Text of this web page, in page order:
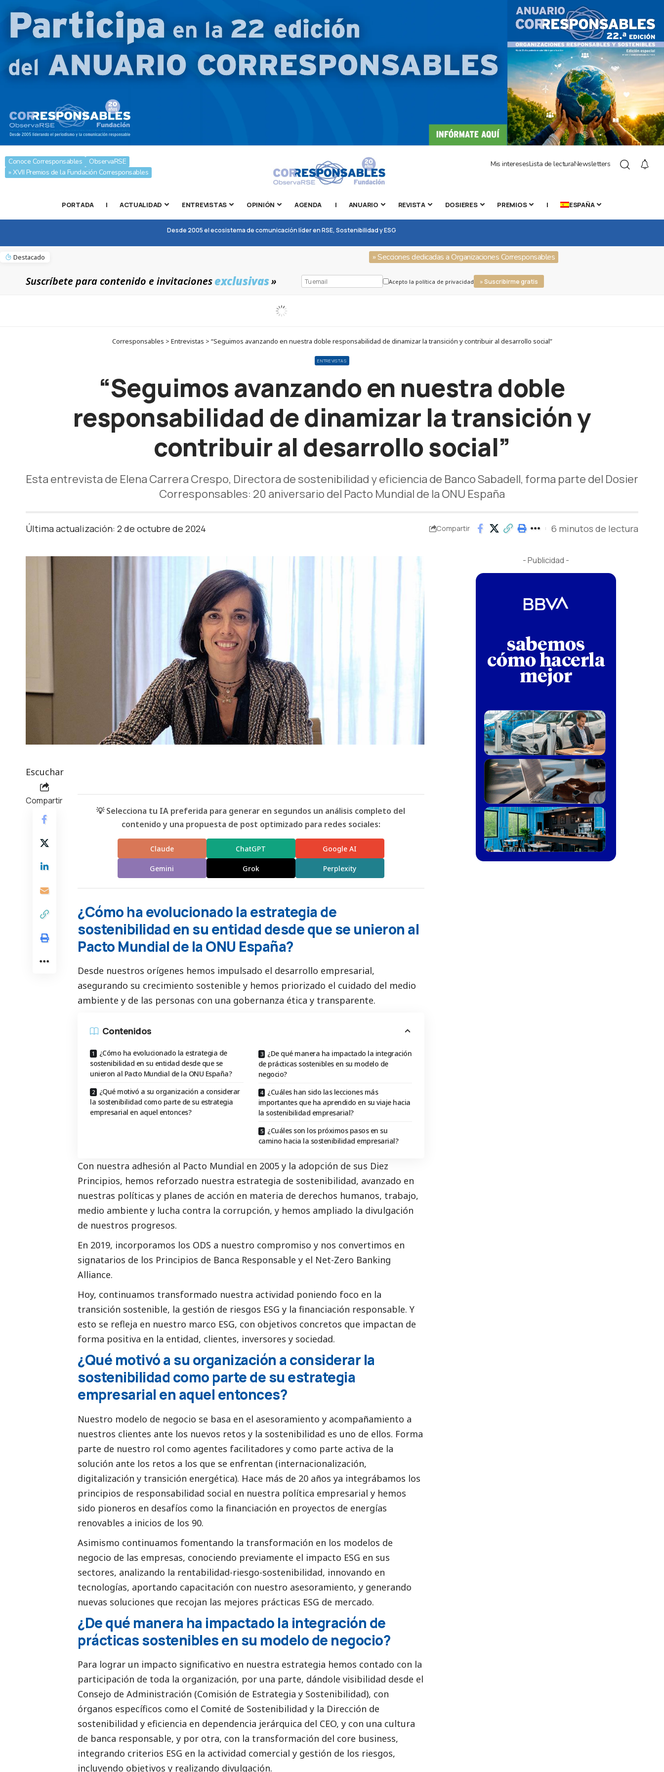
Conoce Corresponsables
ObservaRSE
» XVII Premios de la Fundación Corresponsables
Mis interesesLista de lecturaNewsletters
PORTADA | ACTUALIDAD ENTREVISTAS OPINIÓN AGENDA | ANUARIO REVISTA DOSIERES PREMIOS | ESPAÑA
Desde 2005 el ecosistema de comunicación líder en RSE, Sostenibilidad y ESG
Destacado » Secciones dedicadas a Organizaciones Corresponsables
Suscríbete para contenido e invitacionesexclusivas» Acepto la política de privacidad » Suscribirme gratis
Corresponsables > Entrevistas > “Seguimos avanzando en nuestra doble responsabilidad de dinamizar la transición y contribuir al desarrollo social”
ENTREVISTAS
“Seguimos avanzando en nuestra doble
responsabilidad de dinamizar la transición y
contribuir al desarrollo social”
Esta entrevista de Elena Carrera Crespo, Directora de sostenibilidad y eficiencia de Banco Sabadell, forma parte del Dosier
Corresponsables: 20 aniversario del Pacto Mundial de la ONU España
Última actualización: 2 de octubre de 2024 Compartir 6 minutos de lectura
Escuchar
Compartir
💡 Selecciona tu IA preferida para generar en segundos un análisis completo del
contenido y una propuesta de post optimizado para redes sociales:
Claude ChatGPT Google AI
Gemini Grok Perplexity
¿Cómo ha evolucionado la estrategia de
sostenibilidad en su entidad desde que se unieron al
Pacto Mundial de la ONU España?
Desde nuestros orígenes hemos impulsado el desarrollo empresarial,
asegurando su crecimiento sostenible y hemos priorizado el cuidado del medio
ambiente y de las personas con una gobernanza ética y transparente.
Contenidos
¿Cómo ha evolucionado la estrategia de
sostenibilidad en su entidad desde que se
unieron al Pacto Mundial de la ONU España?
¿Qué motivó a su organización a considerar
la sostenibilidad como parte de su estrategia
empresarial en aquel entonces?
¿De qué manera ha impactado la integración
de prácticas sostenibles en su modelo de
negocio?
¿Cuáles han sido las lecciones más
importantes que ha aprendido en su viaje hacia
la sostenibilidad empresarial?
¿Cuáles son los próximos pasos en su
camino hacia la sostenibilidad empresarial?
Con nuestra adhesión al Pacto Mundial en 2005 y la adopción de sus Diez
Principios, hemos reforzado nuestra estrategia de sostenibilidad, avanzado en
nuestras políticas y planes de acción en materia de derechos humanos, trabajo,
medio ambiente y lucha contra la corrupción, y hemos ampliado la divulgación
de nuestros progresos.
En 2019, incorporamos los ODS a nuestro compromiso y nos convertimos en
signatarios de los Principios de Banca Responsable y el Net-Zero Banking
Alliance.
Hoy, continuamos transformado nuestra actividad poniendo foco en la
transición sostenible, la gestión de riesgos ESG y la financiación responsable. Y
esto se refleja en nuestro marco ESG, con objetivos concretos que impactan de
forma positiva en la entidad, clientes, inversores y sociedad.
¿Qué motivó a su organización a considerar la
sostenibilidad como parte de su estrategia
empresarial en aquel entonces?
Nuestro modelo de negocio se basa en el asesoramiento y acompañamiento a
nuestros clientes ante los nuevos retos y la sostenibilidad es uno de ellos. Forma
parte de nuestro rol como agentes facilitadores y como parte activa de la
solución ante los retos a los que se enfrentan (internacionalización,
digitalización y transición energética). Hace más de 20 años ya integrábamos los
principios de responsabilidad social en nuestra política empresarial y hemos
sido pioneros en desafíos como la financiación en proyectos de energías
renovables a inicios de los 90.
Asimismo continuamos fomentando la transformación en los modelos de
negocio de las empresas, conociendo previamente el impacto ESG en sus
sectores, analizando la rentabilidad-riesgo-sostenibilidad, innovando en
tecnologías, aportando capacitación con nuestro asesoramiento, y generando
nuevas soluciones que recojan las mejores prácticas ESG de mercado.
¿De qué manera ha impactado la integración de
prácticas sostenibles en su modelo de negocio?
Para lograr un impacto significativo en nuestra estrategia hemos contado con la
participación de toda la organización, por una parte, dándole visibilidad desde el
Consejo de Administración (Comisión de Estrategia y Sostenibilidad), con
órganos específicos como el Comité de Sostenibilidad y la Dirección de
sostenibilidad y eficiencia en dependencia jerárquica del CEO, y con una cultura
de banca responsable, y por otra, con la transformación del core business,
integrando criterios ESG en la actividad comercial y gestión de los riesgos,
incluyendo objetivos y realizando divulgación.
- Publicidad -